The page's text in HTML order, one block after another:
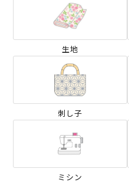
生地
刺し子
ミシン